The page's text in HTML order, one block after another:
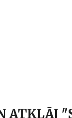
ATKLĀJ